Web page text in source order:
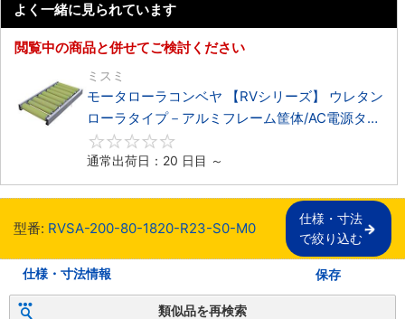
よく一緒に見られています
閲覧中の商品と併せてご検討ください
ミスミ
モータローラコンベヤ 【RVシリーズ】 ウレタン
ローラタイプ－アルミフレーム筐体/AC電源タイ
プ－
通常出荷日：20 日目 ～
型番: RVSA-200-80-1820-R23-S0-M0
仕様・寸法
で絞り込む
仕様・寸法情報 保存
類似品を再検索